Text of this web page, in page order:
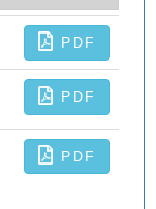
PDF
PDF
PDF